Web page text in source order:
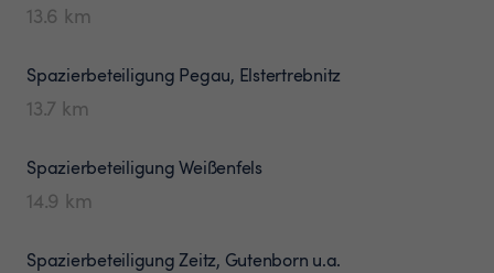
13.6 km
Spazierbeteiligung Pegau, Elstertrebnitz
13.7 km
SpazierbeteiligungWeißenfels
14.9 km
SpazierbeteiligungZeitz, Gutenborn u.a.